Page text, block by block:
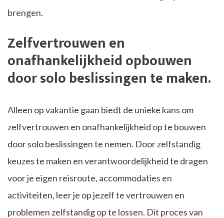
brengen.
Zelfvertrouwen en
onafhankelijkheid opbouwen
door solo beslissingen te maken.
Alleen op vakantie gaan biedt de unieke kans om
zelfvertrouwen en onafhankelijkheid op te bouwen
door solo beslissingen te nemen. Door zelfstandig
keuzes te maken en verantwoordelijkheid te dragen
voor je eigen reisroute, accommodaties en
activiteiten, leer je op jezelf te vertrouwen en
problemen zelfstandig op te lossen. Dit proces van